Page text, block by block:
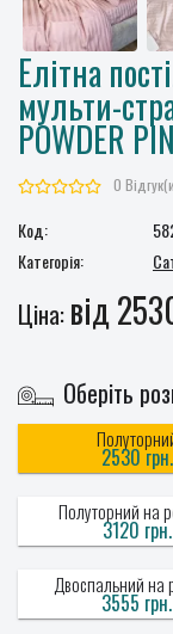
Елітна
мульти-
POWDER
0
Код:
Категорія:
Ціна: від
Оберіть
2530 грн.
Полуторний на
3120 грн.
Двоспальний на
3555 грн.